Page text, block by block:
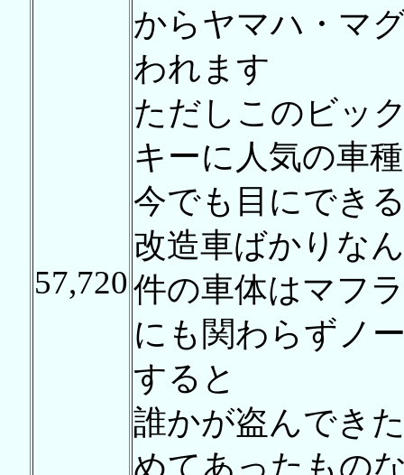
57,720
からヤマハ・マ
われます
ただしこのビッ
キーに人気の車
今でも目にでき
改造車ばかりな
件の車体はマフ
にも関わらずノ
すると
誰かが盗んでき
めてあったもの